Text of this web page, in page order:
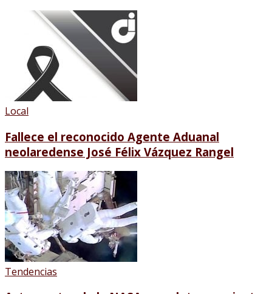
Local
Fallece el reconocido Agente Aduanal
neolaredense José Félix Vázquez Rangel
Tendencias